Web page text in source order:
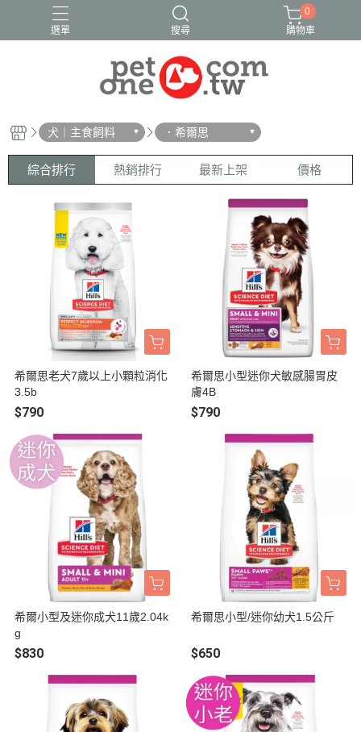
選單 搜尋
0
購物車
犬｜主食飼料 ．希爾思
綜合排行 熱銷排行 最新上架 價格
希爾思老犬7歲以上小顆粒消化
3.5b
$790
希爾思小型迷你犬敏感腸胃皮
膚4B
$790
希爾小型及迷你成犬11歲2.04k
g
$830
希爾思小型/迷你幼犬1.5公斤
$650